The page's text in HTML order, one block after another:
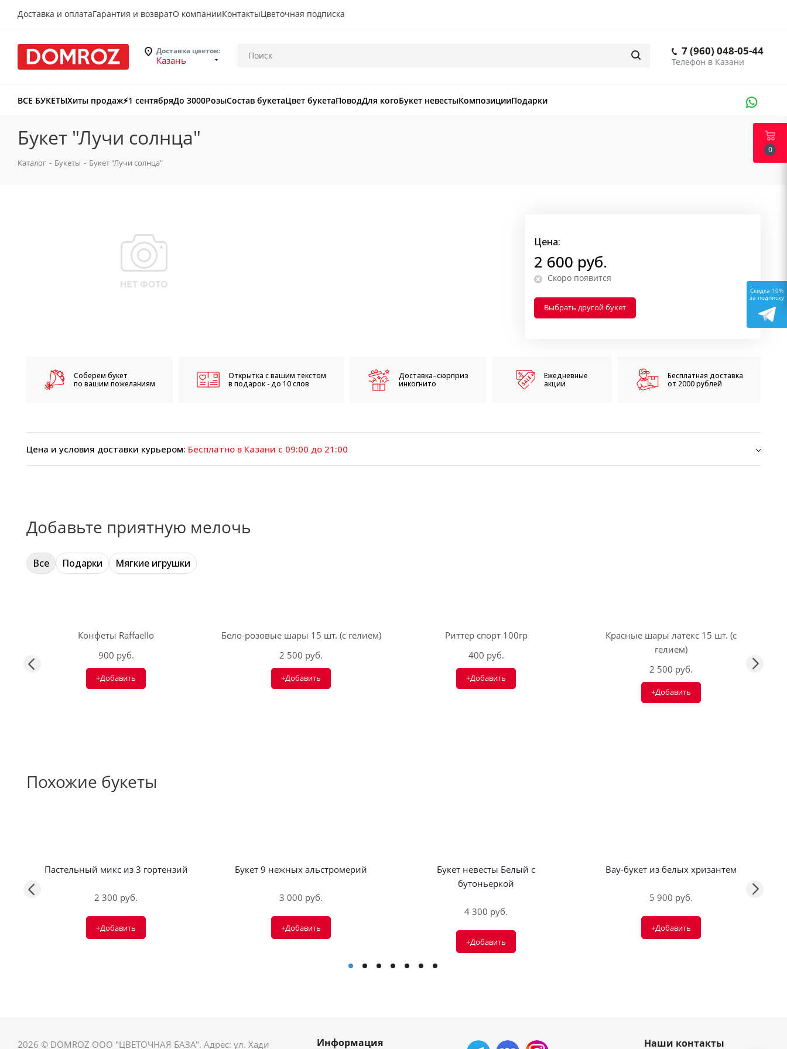
Доставка и оплатаГарантия и возвратО компанииКонтактыЦветочная подписка
Доставка цветов:
Казань
7 (960) 048-05-44
ВСЕ БУКЕТЫХиты продаж⚡️1 сентябряДо 3000РозыСостав букетаЦвет букетаПоводДля когоБукет невестыКомпозицииПодарки
Букет "Лучи солнца"
Каталог - Букеты - Букет "Лучи солнца"
Цена:
2 600 руб.
Скоро появится
Выбрать другой букет
Соберем букет
по вашим пожеланиям
Открытка с вашим текстом
в подарок - до 10 слов
Доставка–сюрприз
инкогнито
Ежедневные
акции
Бесплатная доставка
от 2000 рублей
Цена и условия доставки курьером: Бесплатно в Казани с 09:00 до 21:00
Добавьте приятную мелочь
Все Подарки Мягкие игрушки
Конфеты Raffaello
900 руб.
+Добавить
Бело-розовые шары 15 шт. (с гелием)
2 500 руб.
+Добавить
Риттер спорт 100гр
400 руб.
+Добавить
Красные шары латекс 15 шт. (с
гелием)
2 500 руб.
+Добавить
Похожие букеты
Пастельный микс из 3 гортензий
2 300 руб.
+Добавить
Букет 9 нежных альстромерий
3 000 руб.
+Добавить
Букет невесты Белый с
бутоньеркой
4 300 руб.
+Добавить
Вау-букет из белых хризантем
5 900 руб.
+Добавить
2026 © DOMROZ ООО "ЦВЕТОЧНАЯ БАЗА". Адрес: ул. Хади Информация Наши контакты
0
Скидка 10%
за подписку